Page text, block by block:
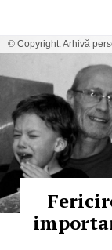
© Copyright: Arhivă